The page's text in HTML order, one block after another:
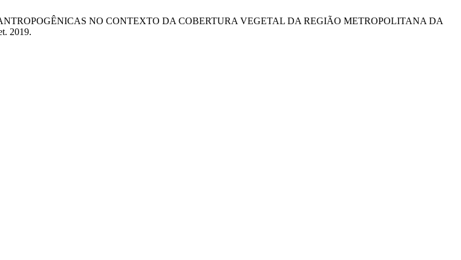
ANTROPOGÊNICAS NO CONTEXTO DA COBERTURA VEGETAL DA REGIÃO METROPOLITANA DA
2019.